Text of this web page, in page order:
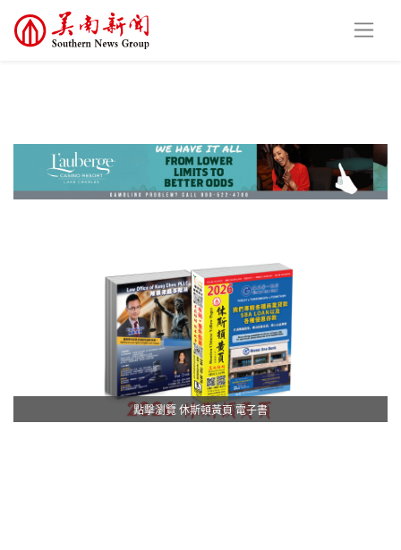
點擊瀏覽 休斯頓黃頁 電子書